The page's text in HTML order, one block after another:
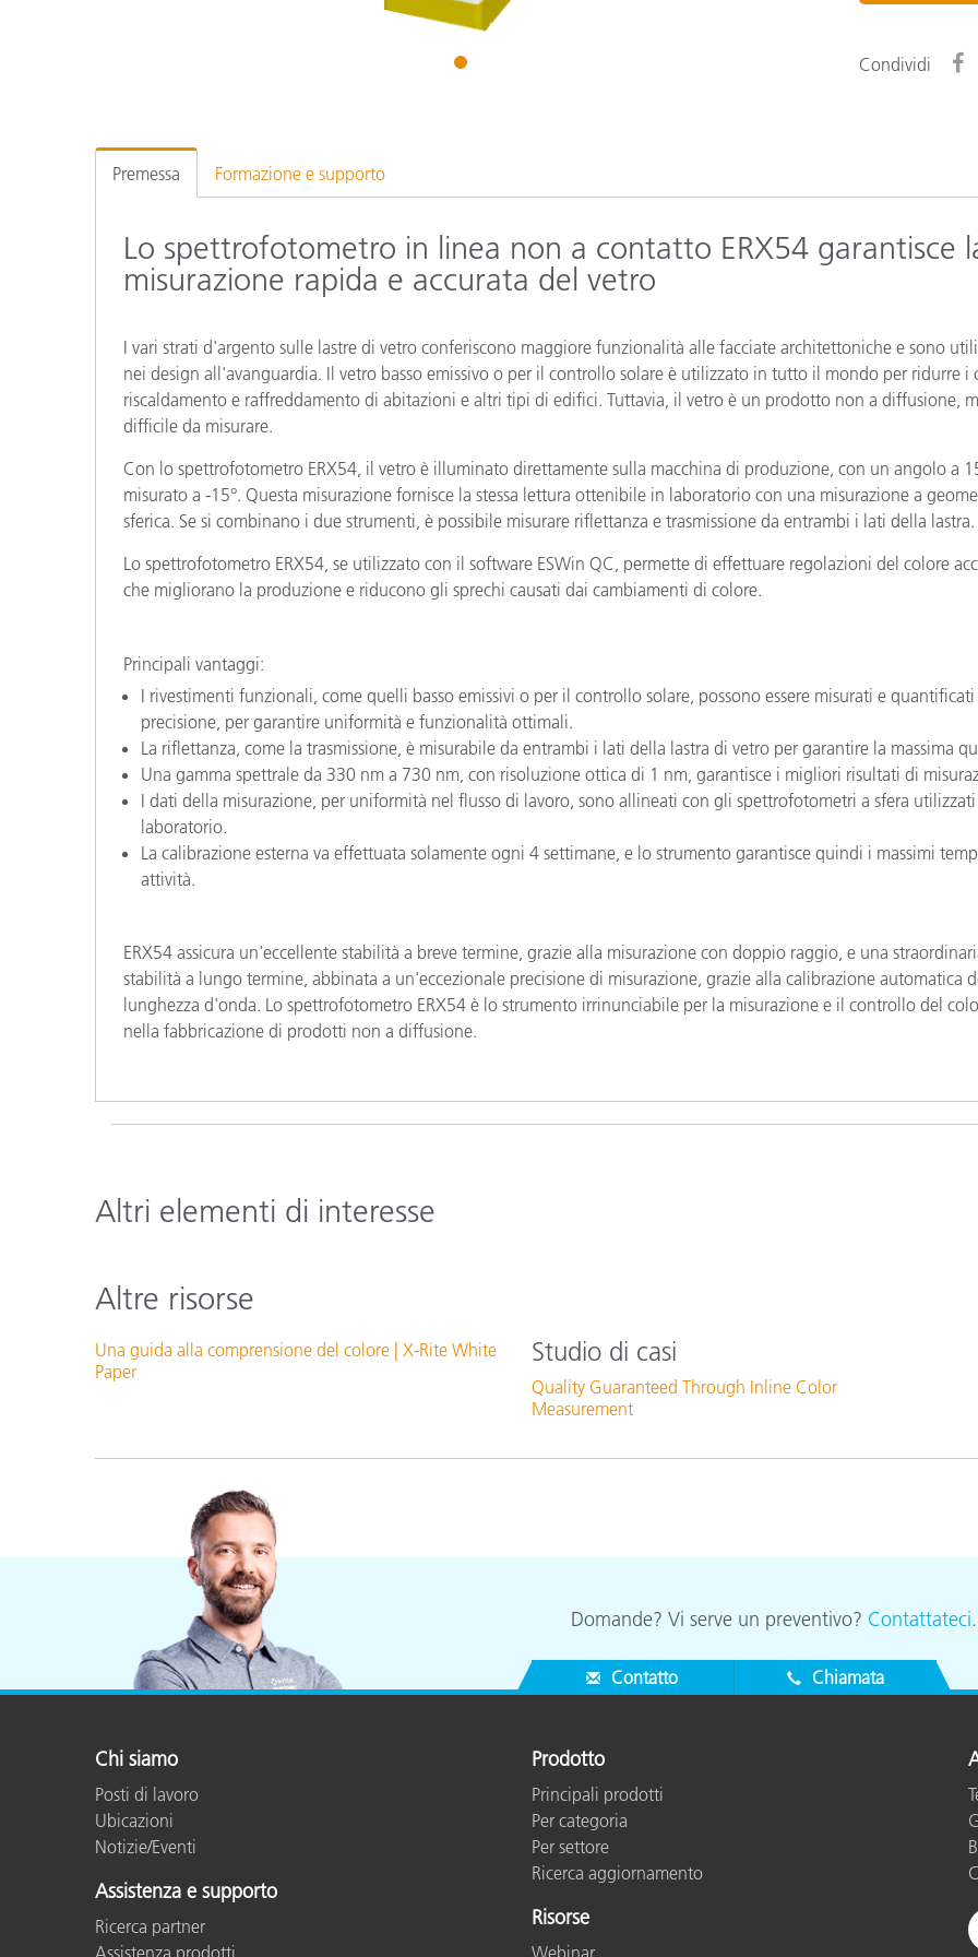
1 Condividi
Premessa Formazione e supporto
Lo spettrofotometro in linea non a contatto ERX54 garantisce
misurazione rapida e accurata del vetro
I vari strati d'argento sulle lastre di vetro conferiscono maggiore funzionalità alle facciate architettoniche e sono
nei design all'avanguardia. Il vetro basso emissivo o per il controllo solare è utilizzato in tutto il mondo per ridurre i
riscaldamento e raffreddamento di abitazioni e altri tipi di edifici. Tuttavia, il vetro è un prodotto non a diffusione,
difficile da misurare.
Con lo spettrofotometro ERX54, il vetro è illuminato direttamente sulla macchina di produzione, con un angolo a
misurato a -15°. Questa misurazione fornisce la stessa lettura ottenibile in laboratorio con una misurazione a
sferica. Se si combinano i due strumenti, è possibile misurare riflettanza e trasmissione da entrambi i lati della lastra.
Lo spettrofotometro ERX54, se utilizzato con il software ESWin QC, permette di effettuare regolazioni del colore
che migliorano la produzione e riducono gli sprechi causati dai cambiamenti di colore.
Principali vantaggi:
I rivestimenti funzionali, come quelli basso emissivi o per il controllo solare, possono essere misurati e
precisione, per garantire uniformità e funzionalità ottimali.
La riflettanza, come la trasmissione, è misurabile da entrambi i lati della lastra di vetro per garantire la massima
Una gamma spettrale da 330 nm a 730 nm, con risoluzione ottica di 1 nm, garantisce i migliori risultati di
I dati della misurazione, per uniformità nel flusso di lavoro, sono allineati con gli spettrofotometri a sfera
laboratorio.
La calibrazione esterna va effettuata solamente ogni 4 settimane, e lo strumento garantisce quindi i massimi
attività.
ERX54 assicura un'eccellente stabilità a breve termine, grazie alla misurazione con doppio raggio, e una
stabilità a lungo termine, abbinata a un'eccezionale precisione di misurazione, grazie alla calibrazione automatica
lunghezza d'onda. Lo spettrofotometro ERX54 è lo strumento irrinunciabile per la misurazione e il controllo del
nella fabbricazione di prodotti non a diffusione.
Altri elementi di interesse
Altre risorse
Una guida alla comprensione del colore | X-Rite White
Paper
Studio di casi
Quality Guaranteed Through Inline Color
Measurement
Domande? Vi serve un preventivo? Contattateci
Contatto Chiamata
Chi siamo
Posti di lavoro
Ubicazioni
Notizie/Eventi
Assistenza e supporto
Ricerca partner
Prodotto
Principali prodotti
Per categoria
Per settore
Ricerca aggiornamento
Risorse